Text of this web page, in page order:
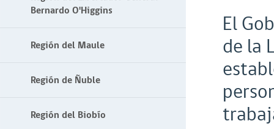
Bernardo O'Higgins
Región del Maule
Región de Ñuble
Región del Biobío
El
de la